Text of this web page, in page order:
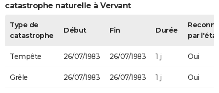
catastrophe naturelle à Vervant
Type de
catastrophe
Début Fin Durée
par l'état
Tempête 26/07/1983 26/07/1983 1 j Oui
Grêle 26/07/1983 26/07/1983 1 j Oui